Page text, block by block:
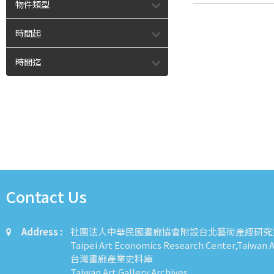
物件類型
時間起
時間迄
Contact Us
Address :
社團法人中華民國畫廊協會附設台北藝術產經研究
Taipei Art Economics Research Center,Taiwan
台灣畫廊產業史料庫